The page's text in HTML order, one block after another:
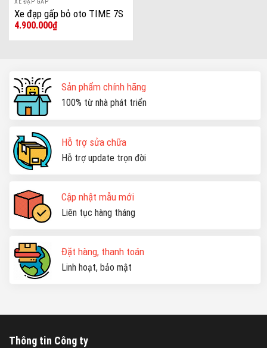
XE ĐẠP GẤP
Xe đạp gấp bỏ oto TIME 7S
sườn nhôm
4.900.000₫
Sản phẩm chính hãng
100% từ nhà phát triển
Hỗ trợ sửa chữa
Hỗ trợ update trọn đời
Cập nhật mẫu mới
Liên tục hàng tháng
Đặt hàng, thanh toán
Linh hoạt, bảo mật
Thông tin Công ty